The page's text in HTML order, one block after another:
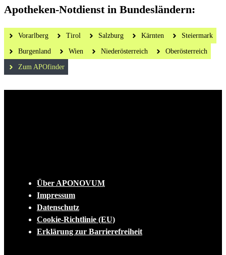
Apotheken-Notdienst in Bundesländern:
Vorarlberg Tirol Salzburg Kärnten Steiermark
Burgenland Wien Niederösterreich Oberösterreich
Zum APOfinder
Über APONOVUM
Impressum
Datenschutz
Cookie-Richtlinie (EU)
Erklärung zur Barrierefreiheit